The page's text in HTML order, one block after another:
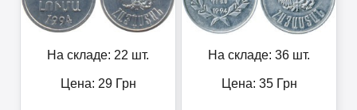
На складе: 22 шт.
Цена: 29Грн
На складе: 36 шт.
Цена: 35Грн